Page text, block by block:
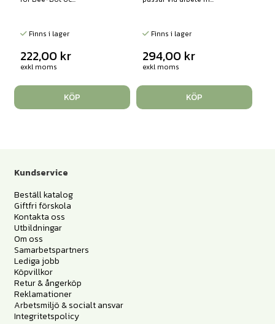
Finns i lager
222,00 kr
exkl moms
KÖP
Finns i lager
294,00 kr
exkl moms
KÖP
Kundservice
Beställ katalog
Giftfri förskola
Kontakta oss
Utbildningar
Om oss
Samarbetspartners
Lediga jobb
Köpvillkor
Retur & ångerköp
Reklamationer
Arbetsmiljö & socialt ansvar
Integritetspolicy